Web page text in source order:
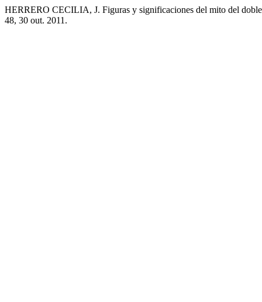
HERRERO CECILIA, J. Figuras y significaciones del mito del
48, 30 out. 2011.